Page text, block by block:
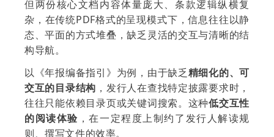
但两份核心文档内容体量庞大、条款逻辑纵横复
杂，在传统PDF格式的呈现模式下，信息往往以静
态、平面的方式堆叠，缺乏灵活的交互与清晰的结
构导航。
以《年报编备指引》为例，由于缺乏精细化的、可
交互的目录结构 ，发行人在查找特定披露要求时，
往往只能依赖目录页或关键词搜索。这种低交互性
的阅读体验 ，在一定程度上制约了发行人解读规
则、撰写文件的效率。